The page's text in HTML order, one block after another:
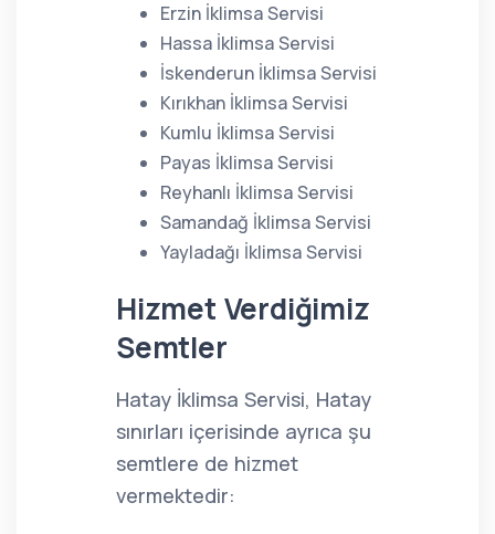
Erzin İklimsa Servisi
Hassa İklimsa Servisi
İskenderun İklimsa Servisi
Kırıkhan İklimsa Servisi
Kumlu İklimsa Servisi
Payas İklimsa Servisi
Reyhanlı İklimsa Servisi
Samandağ İklimsa Servisi
Yayladağı İklimsa Servisi
Hizmet Verdiğimiz
Semtler
Hatay İklimsa Servisi, Hatay
sınırları içerisinde ayrıca şu
semtlere de hizmet
vermektedir: